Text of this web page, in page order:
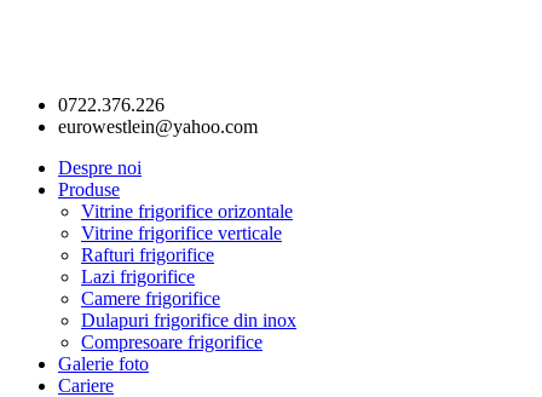
0722.376.226
eurowestlein@yahoo.com
Despre noi
Produse
Vitrine frigorifice orizontale
Vitrine frigorifice verticale
Rafturi frigorifice
Lazi frigorifice
Camere frigorifice
Dulapuri frigorifice din inox
Compresoare frigorifice
Galerie foto
Cariere